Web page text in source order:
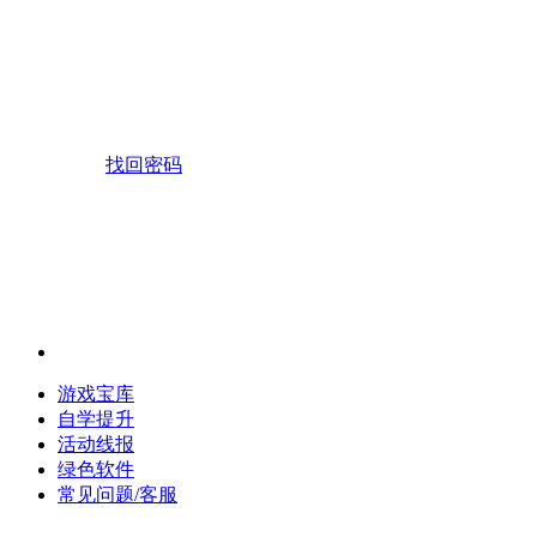
找回密码
游戏宝库
自学提升
活动线报
绿色软件
常见问题/客服